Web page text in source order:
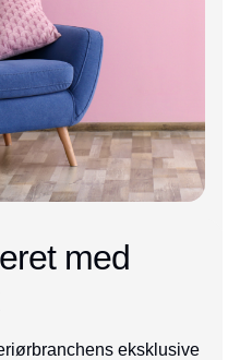
med
eksklusive